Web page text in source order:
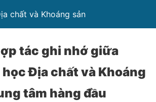
chất và Khoáng sản
tác ghi nhớ giữa
Địa chất và Khoáng
tâm hàng đầu